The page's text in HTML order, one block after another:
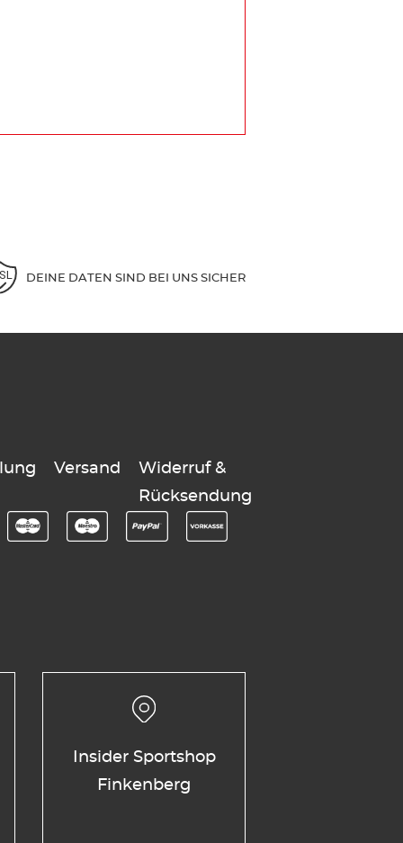
DEINE DATEN SIND BEI UNS SICHER
Versand
Widerruf &
Rücksendung
Insider Sportshop
Finkenberg